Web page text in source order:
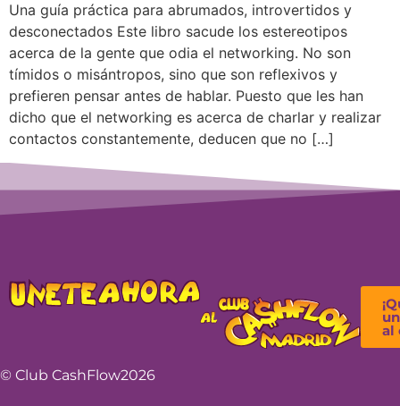
Una guía práctica para abrumados, introvertidos y
desconectados Este libro sacude los estereotipos
acerca de la gente que odia el networking. No son
tímidos o misántropos, sino que son reflexivos y
prefieren pensar antes de hablar. Puesto que les han
dicho que el networking es acerca de charlar y realizar
contactos constantemente, deducen que no […]
al
© Club CashFlow2026